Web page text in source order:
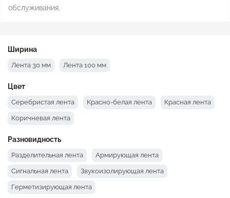
обслуживания.
Ширина
Лента 30 мм Лента 100 мм
Цвет
Серебристая лента Красно-белая лента Красная лента
Коричневая лента
Разновидность
Разделительная лента Армирующая лента
Сигнальная лента Звукоизолирующая лента
Герметизирующая лента